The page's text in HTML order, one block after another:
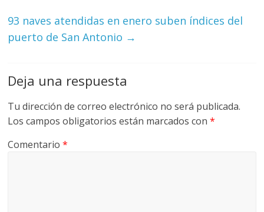
Q
U
I
A
–
T
R
N
93 naves atendidas en enero suben índices del
puerto de San Antonio →
Deja una respuesta
Tu dirección de correo electrónico no será publicada.
Los campos obligatorios están marcados con*
Comentario*